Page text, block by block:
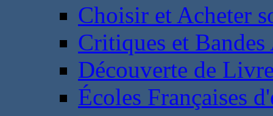
Choisir et Acheter
Critiques et
Découverte de
Écoles Françaises